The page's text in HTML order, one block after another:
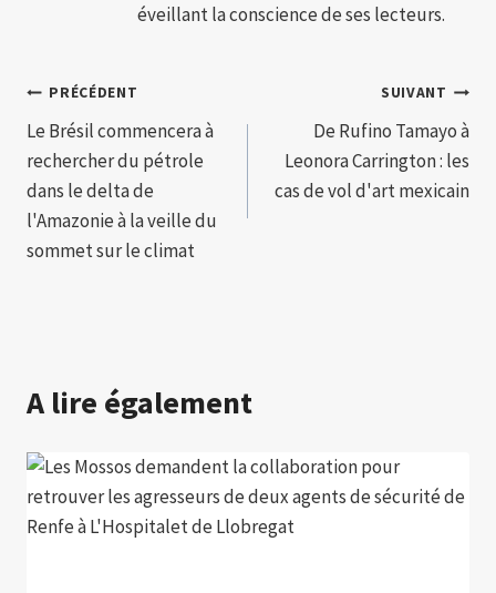
éveillant la conscience de ses lecteurs.
Navigation
de
l’article
PRÉCÉDENT
Le Brésil commencera à
rechercher du pétrole
dans le delta de
l'Amazonie à la veille du
sommet sur le climat
SUIVANT
De Rufino Tamayo à
Leonora Carrington : les
cas de vol d'art mexicain
A lire également